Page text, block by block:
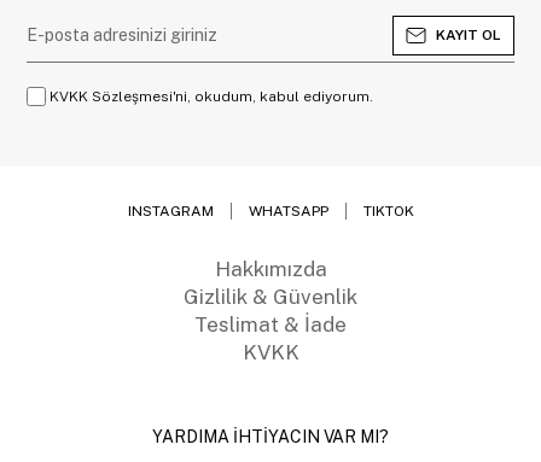
KAYIT OL
KVKK Sözleşmesi'ni, okudum, kabul ediyorum.
INSTAGRAM WHATSAPP TIKTOK
Hakkımızda
Gizlilik & Güvenlik
Teslimat & İade
KVKK
YARDIMA İHTİYACIN VAR MI?